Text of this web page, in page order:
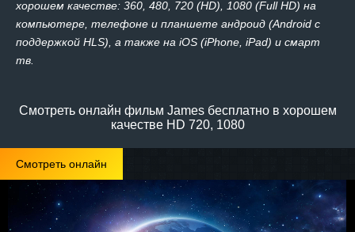
хорошем качестве: 360, 480, 720 (HD), 1080 (Full HD) на
компьютере, телефоне и планшете андроид (Android с
поддержкой HLS), а также на iOS (iPhone, iPad) и смарт
тв.
Смотреть онлайн фильм James бесплатно в хорошем
качестве HD 720, 1080
Смотреть онлайн